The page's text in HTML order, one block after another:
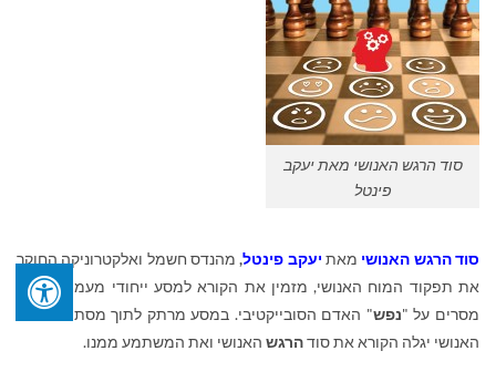
סוד הרגש האנושי מאת יעקב
פינטל
סוד הרגש האנושי מאת יעקב פינטל, מהנדס חשמל ואלקטרוניקה החוקר
את תפקוד המוח האנושי, מזמין את הקורא למסע ייחודי מעמיק ושופע
מסרים על "נפש" האדם הסובייקטיבי. במסע מרתק לתוך מסתורי המוח
האנושי יגלה הקורא את סודהרגש האנושי ואת המשתמע ממנו.